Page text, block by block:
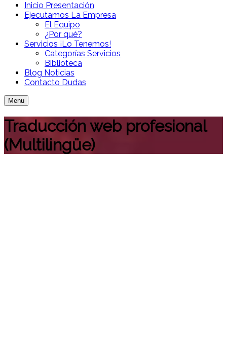
Inicio Presentación
Ejecutamos La Empresa
El Equipo
¿Por qué?
Servicios ¡Lo Tenemos!
Categorías Servicios
Biblioteca
Blog Noticias
Contacto Dudas
Menu
Traducción web profesional
(Multilingüe)